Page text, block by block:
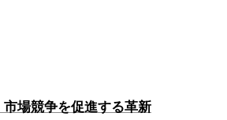
場競争を促進する革新